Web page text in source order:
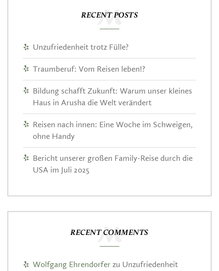
RECENT POSTS
Unzufriedenheit trotz Fülle?
Traumberuf: Vom Reisen leben!?
Bildung schafft Zukunft: Warum unser kleines
Haus in Arusha die Welt verändert
Reisen nach innen: Eine Woche im Schweigen,
ohne Handy
Bericht unserer großen Family-Reise durch die
USA im Juli 2025
RECENT COMMENTS
Wolfgang Ehrendorfer zu Unzufriedenheit